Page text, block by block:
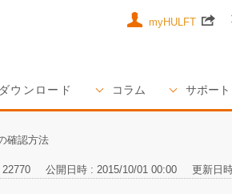
ウンロード コラム サポート
myHULFT
確認方法
22770 公開日時 : 2015/10/01 00:00 更新日